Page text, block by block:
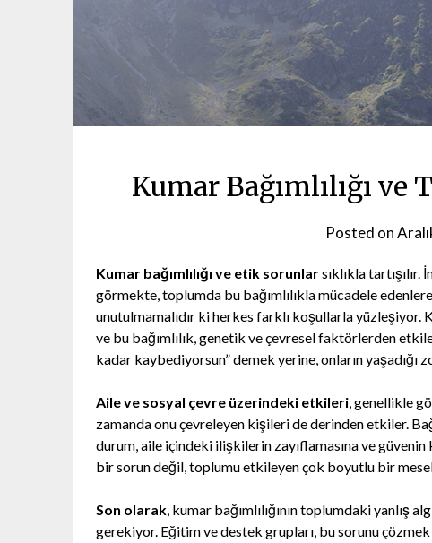
Kumar Bağımlılığı
Posted on
Kumar bağımlılığı ve etik sorunlarsıklıkla tartışılır.
görmekte, toplumda bu bağımlılıkla mücadele
unutulmamalıdır ki herkes farklı koşullarla yüzleşiyor.
ve bu bağımlılık, genetik ve çevresel faktörlerden
kadar kaybediyorsun” demek yerine, onların yaşadığı
Aile ve sosyal çevre üzerindeki etkileri, genellikle
zamanda onu çevreleyen kişileri de derinden etkiler.
durum, aile içindeki ilişkilerin zayıflamasına ve güvenin
bir sorun değil, toplumu etkileyen çok boyutlu bir
Son olarak, kumar bağımlılığının toplumdaki yanlış
gerekiyor. Eğitim ve destek grupları, bu sorunu